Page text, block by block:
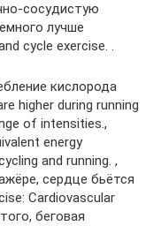
сосудистую
лучше
cycle exercise. .
кислорода
higher during running
of intensities.,
energy
and running. ,
сердце бьётся
Cardiovascular
беговая